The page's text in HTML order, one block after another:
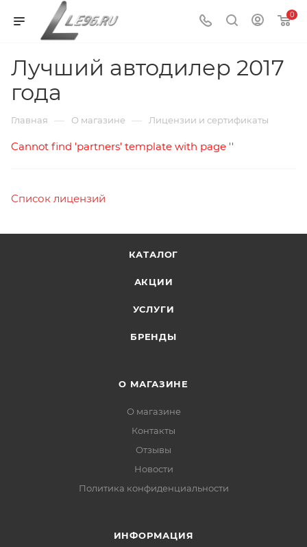
0
Лучший автодилер 2017
года
Главная — О магазине — Лицензии и сертификаты
Cannot find 'partners' template with page ''
Список лицензий
КАТАЛОГ
АКЦИИ
УСЛУГИ
БРЕНДЫ
О МАГАЗИНЕ
О магазине
Контакты
Отзывы
Новости
Политика конфиденциальности
ИНФОРМАЦИЯ